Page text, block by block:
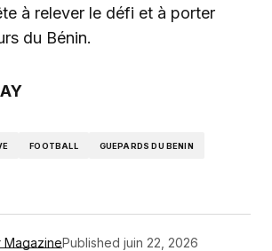
à relever le défi et à porter
du Bénin.
FOOTBALL GUEPARDS DU BENIN
MagazinePublished juin 22, 2026